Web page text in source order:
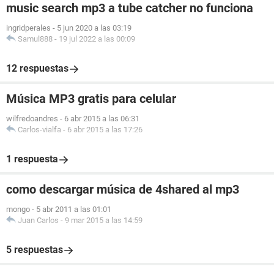
music search mp3 a tube catcher no funciona
ingridperales - 5 jun 2020 a las 03:19
Samul888 - 19 jul 2022 a las 00:09
12 respuestas
Música MP3 gratis para celular
wilfredoandres - 6 abr 2015 a las 06:31
Carlos-vialfa - 6 abr 2015 a las 17:26
1 respuesta
como descargar música de 4shared al mp3
mongo - 5 abr 2011 a las 01:01
Juan Carlos - 9 mar 2015 a las 14:59
5 respuestas